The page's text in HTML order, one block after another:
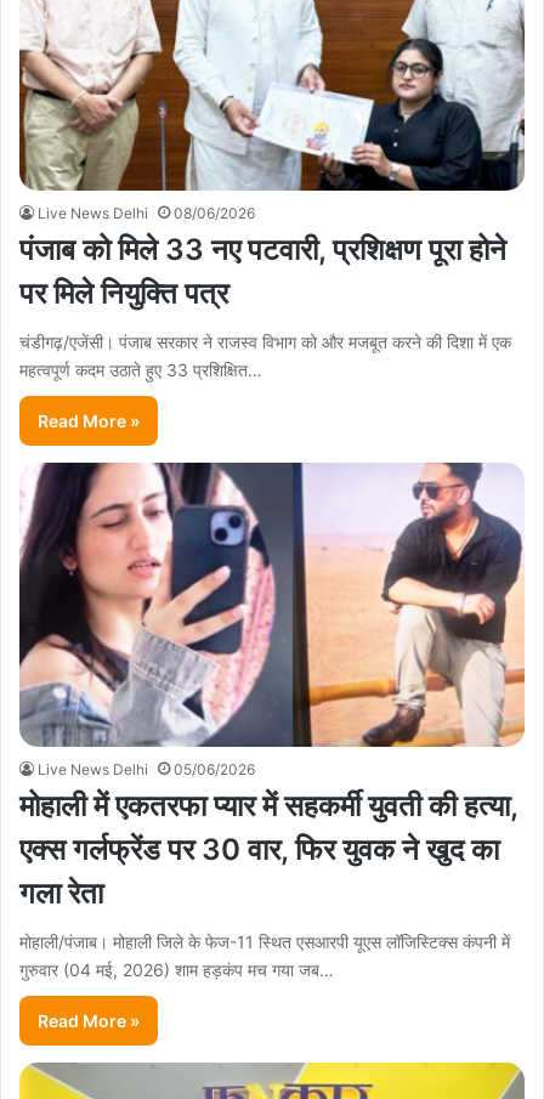
Live News Delhi 08/06/2026
पंजाब को मिले 33 नए पटवारी, प्रशिक्षण पूरा होने
पर मिले नियुक्ति पत्र
चंडीगढ़/एजेंसी। पंजाब सरकार ने राजस्व विभाग को और मजबूत करने की दिशा में एक
महत्वपूर्ण कदम उठाते हुए 33 प्रशिक्षित…
Read More »
Live News Delhi 05/06/2026
मोहाली में एकतरफा प्यार में सहकर्मी युवती की हत्या,
एक्स गर्लफ्रेंड पर 30 वार, फिर युवक ने खुद का
गला रेता
मोहाली/पंजाब। मोहाली जिले के फेज-11 स्थित एसआरपी यूएस लॉजिस्टिक्स कंपनी में
गुरुवार (04 मई, 2026) शाम हड़कंप मच गया जब…
Read More »